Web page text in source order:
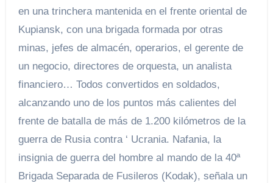
en una trinchera mantenida en el frente oriental de
Kupiansk, con una brigada formada por otras
minas, jefes de almacén, operarios, el gerente de
un negocio, directores de orquesta, un analista
financiero… Todos convertidos en soldados,
alcanzando uno de los puntos más calientes del
frente de batalla de más de 1.200 kilómetros de la
guerra de Rusia contra ‘ Ucrania. Nafania, la
insignia de guerra del hombre al mando de la 40ª
Brigada Separada de Fusileros (Kodak), señala un